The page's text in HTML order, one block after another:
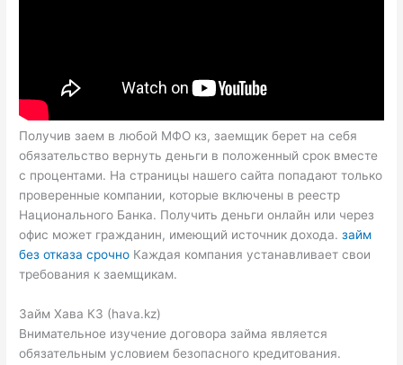
Получив заем в любой МФО кз, заемщик берет на себя
обязательство вернуть деньги в положенный срок вместе
с процентами. На страницы нашего сайта попадают только
проверенные компании, которые включены в реестр
Национального Банка. Получить деньги онлайн или через
офис может гражданин, имеющий источник дохода.займ
без отказа срочно Каждая компания устанавливает свои
требования к заемщикам.
Займ Хава КЗ (hava.kz)
Внимательное изучение договора займа является
обязательным условием безопасного кредитования.